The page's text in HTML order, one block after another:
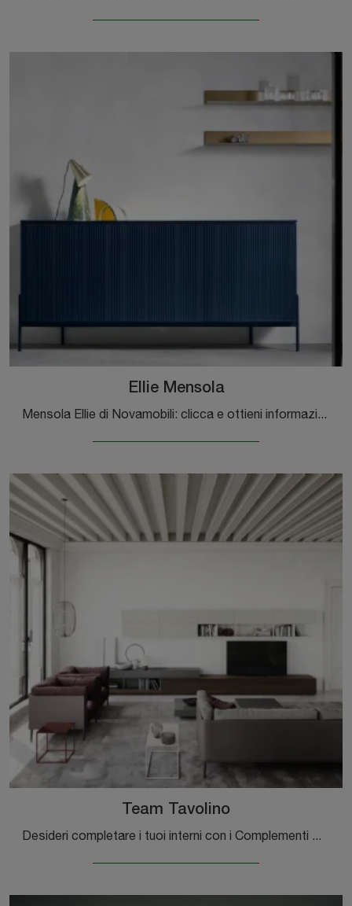
Ellie Mensola
Mensola Ellie di Novamobili: clicca e ottieni informazioni sui Complementi e mensole moderni in metallo del noto e conosciuto brand!
Team Tavolino
Desideri completare i tuoi interni con i Complementi Novamobili? Eccoti vari modelli di tavolini in laccato come Team Tavolino.